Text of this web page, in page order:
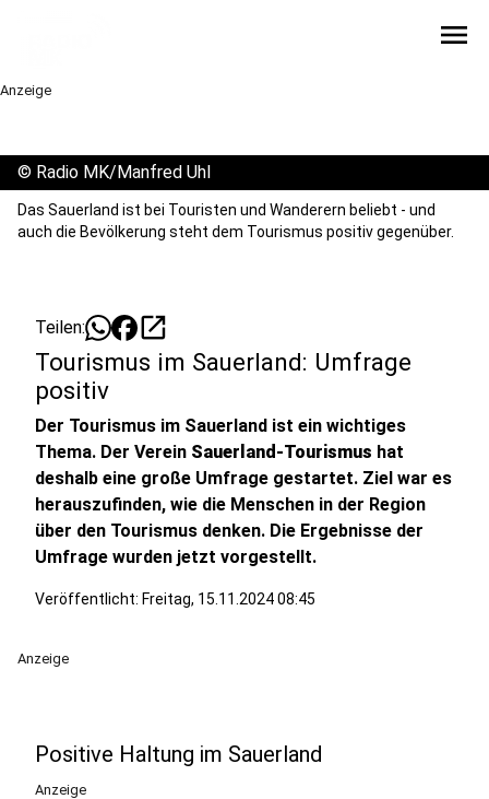
menu
Anzeige
© Radio MK/Manfred Uhl
Das Sauerland ist bei Touristen und Wanderern beliebt - und
auch die Bevölkerung steht dem Tourismus positiv gegenüber.
Teilen: open_in_new
Tourismus im Sauerland: Umfrage
positiv
Der Tourismus im Sauerland ist ein wichtiges
Thema. Der Verein Sauerland-Tourismus hat
deshalb eine große Umfrage gestartet. Ziel war es
herauszufinden, wie die Menschen in der Region
über den Tourismus denken. Die Ergebnisse der
Umfrage wurden jetzt vorgestellt.
Veröffentlicht: Freitag, 15.11.2024 08:45
Anzeige
Positive Haltung im Sauerland
Anzeige